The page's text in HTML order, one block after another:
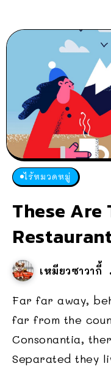
ไร้หมวดหมู่
These Are
เหมียวซาวากี้
Far far away,
far from the
Consonantia,
Separated they